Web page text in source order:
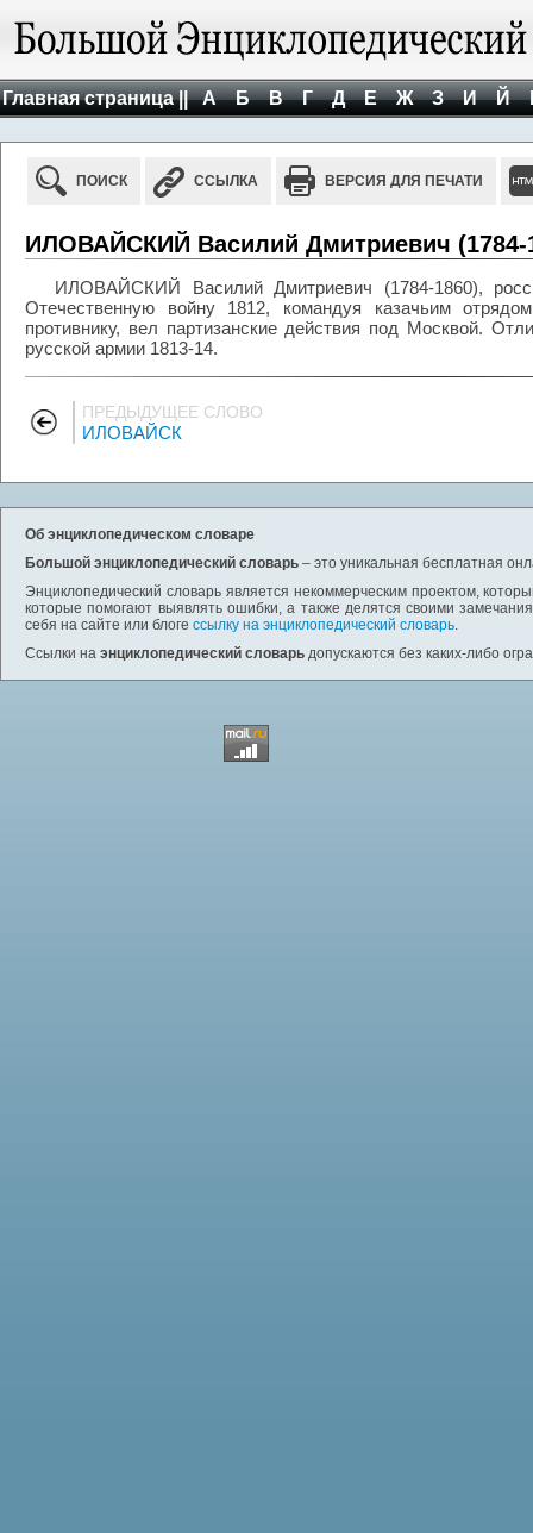
Главная страница || А Б В Г Д Е Ж З И Й
ПОИСК ССЫЛКА ВЕРСИЯ ДЛЯ ПЕЧАТИ
ИЛОВАЙСКИЙ Василий Дмитриевич (1784-
ИЛОВАЙСКИЙ Василий Дмитриевич (1784-1860),
Отечественную войну 1812, командуя казачьим
противнику, вел партизанские действия под Москвой.
русской армии 1813-14.
ПРЕДЫДУЩЕЕ СЛОВО
ИЛОВАЙСК
Об энциклопедическом словаре
Большой энциклопедический словарь – это уникальная бесплатная
Энциклопедический словарь является некоммерческим проектом,
которые помогают выявлять ошибки, а также делятся своими
себя на сайте или блоге ссылку на энциклопедический словарь.
Ссылки на энциклопедический словарь допускаются без каких-либо